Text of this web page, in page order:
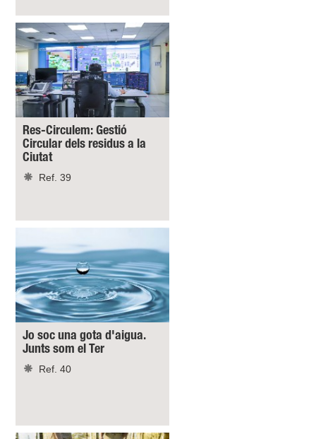
Res-Circulem: Gestió
Circular dels residus a la
Ciutat
Ref. 39
Jo soc una gota d'aigua.
Junts som el Ter
Ref. 40